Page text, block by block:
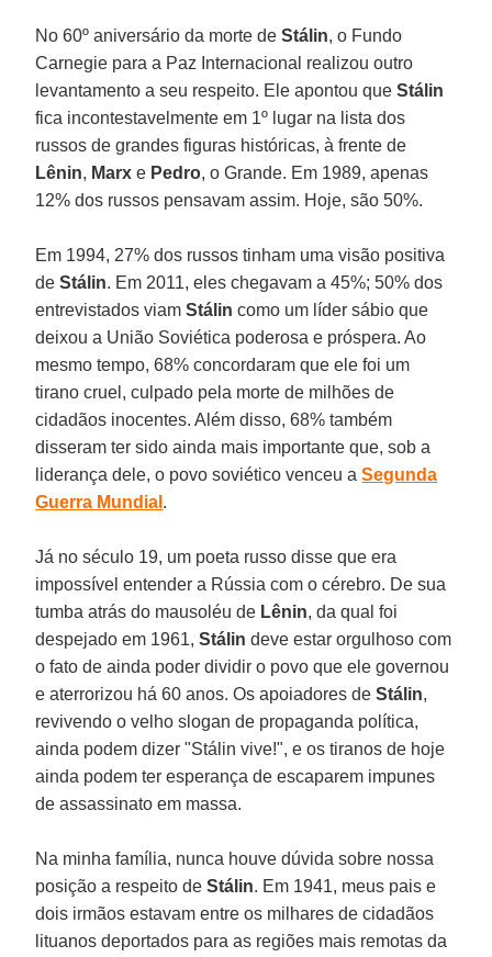
No 60º aniversário da morte deStálin, o Fundo
Carnegie para a Paz Internacional realizou outro
levantamento a seu respeito. Ele apontou queStálin
fica incontestavelmente em 1º lugar na lista dos
russos de grandes figuras históricas, à frente de
Lênin, Marx e Pedro, o Grande. Em 1989, apenas
12% dos russos pensavam assim. Hoje, são 50%.
Em 1994, 27% dos russos tinham uma visão positiva
deStálin. Em 2011, eles chegavam a 45%; 50% dos
entrevistados viamStálin como um líder sábio que
deixou a União Soviética poderosa e próspera. Ao
mesmo tempo, 68% concordaram que ele foi um
tirano cruel, culpado pela morte de milhões de
cidadãos inocentes. Além disso, 68% também
disseram ter sido ainda mais importante que, sob a
liderança dele, o povo soviético venceu aSegunda
Guerra Mundial .
Já no século 19, um poeta russo disse que era
impossível entender a Rússia com o cérebro. De sua
tumba atrás do mausoléu de Lênin, da qual foi
despejado em 1961,Stálin deve estar orgulhoso com
o fato de ainda poder dividir o povo que ele governou
e aterrorizou há 60 anos. Os apoiadores deStálin,
revivendo o velho slogan de propaganda política,
ainda podem dizer "Stálin vive!", e os tiranos de hoje
ainda podem ter esperança de escaparem impunes
de assassinato em massa.
Na minha família, nunca houve dúvida sobre nossa
posição a respeito deStálin. Em 1941, meus pais e
dois irmãos estavam entre os milhares de cidadãos
lituanos deportados para as regiões mais remotas da